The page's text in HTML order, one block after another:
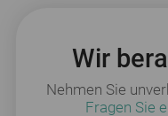
Wir
Nehmen Sie
Fragen Sie